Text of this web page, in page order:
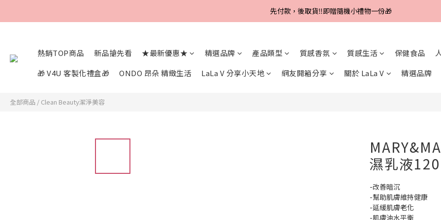
Line好友招募中，首購、回購皆贈100元
Line好友招募中，首購、回購皆贈100元
Line好友招募中，首購、回購皆贈100元
熱銷TOP商品 新品搶先看 ★最新優惠★ 精選品牌 產品類型 質感香氛 質感生活 保健食品
🎁 V4U 客製化禮盒🎁
ONDO 昂朵 精緻生活 LaLa V 分享小天地 網友開箱分享 關於 LaLa V 精選品牌
全部商品 / Clean Beauty潔淨美容
濕乳液
-改善暗沉
-幫助肌膚維持健康
-延緩肌膚老化
-肌膚油水平衡